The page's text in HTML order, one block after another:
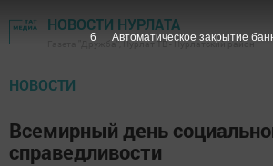
НОВОСТИ НУРЛАТА
Газета "Дружба", Нурлат ТВ - Нурлатский район
НОВОСТИ
Всемирный день
справедливости
5 Автоматическое закрытие